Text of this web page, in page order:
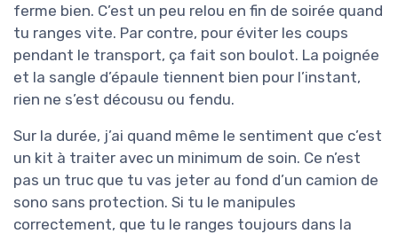
ferme bien. C’est un peu relou en fin de soirée quand
tu ranges vite. Par contre, pour éviter les coups
pendant le transport, ça fait son boulot. La poignée
et la sangle d’épaule tiennent bien pour l’instant,
rien ne s’est décousu ou fendu.
Sur la durée, j’ai quand même le sentiment que c’est
un kit à traiter avec un minimum de soin. Ce n’est
pas un truc que tu vas jeter au fond d’un camion de
sono sans protection. Si tu le manipules
correctement, que tu le ranges toujours dans la